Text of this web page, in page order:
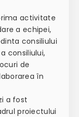
activitate
a echipei,
consiliului
consiliului,
de
în
a fost
proiectului